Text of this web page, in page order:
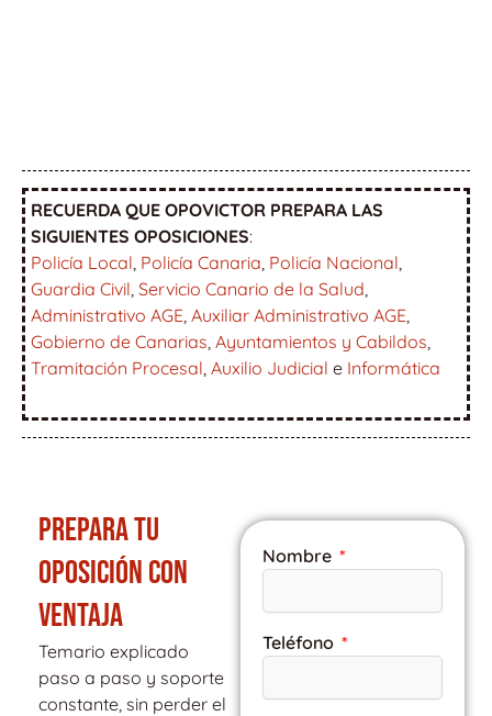
RECUERDA QUE OPOVICTOR PREPARA LAS
SIGUIENTES OPOSICIONES:
Policía Local Policía Canaria Policía Nacional
Guardia Civil Servicio Canario de la Salud
Administrativo AGE Auxiliar Administrativo AGE
Gobierno de Canarias Ayuntamientos y Cabildos
Tramitación Procesal Auxilio Judicial e Informática
PREPARA TU
OPOSICIÓN CON
VENTAJA
Temario explicado
paso a paso y soporte
constante, sin perder el
Nombre
Teléfono